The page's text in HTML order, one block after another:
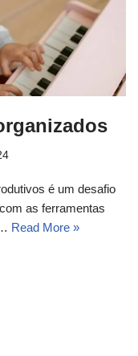
é um desafio
as ferramentas
Read More »